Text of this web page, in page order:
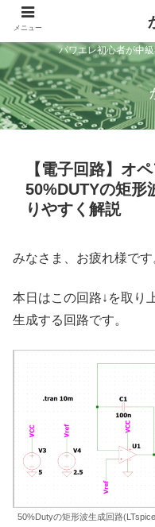
パワエレ初心者が中
【電子回路】オ
50%DUTYの矩形
りやすく解説
みなさま、お疲れ様です
本日はこの回路↓を取り
生成する回路です。
50%Dutyの矩形波生成回路
メニュー